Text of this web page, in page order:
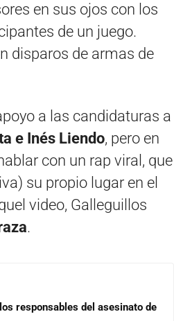
en sus ojos con los
de un juego.
disparos de armas de
a las candidaturas a
e Inés Liendo, pero en
con un rap viral, que
su propio lugar en el
video, Galleguillos
.
responsables del asesinato de